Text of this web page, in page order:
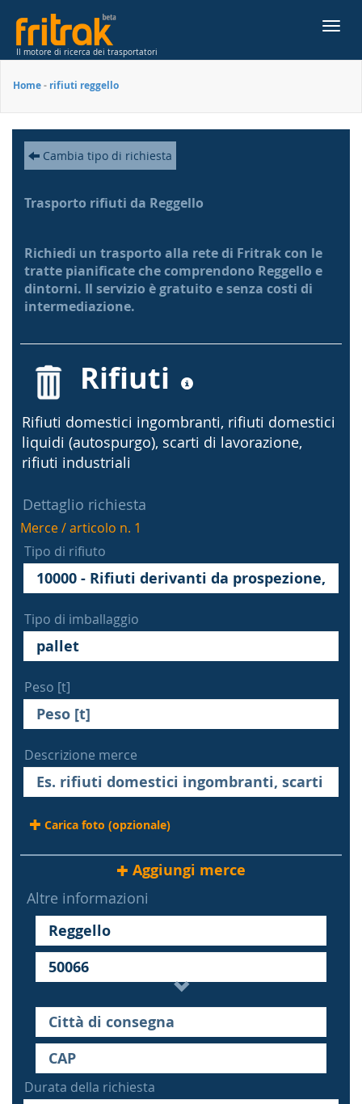
Il motore di ricerca dei trasportatori
Home- rifiuti reggello
Cambia tipo di richiesta
Trasporto rifiuti da Reggello
Richiedi un trasporto alla rete di Fritrak con le
tratte pianificate che comprendono Reggello e
dintorni. Il servizio è gratuito e senza costi di
intermediazione.
Rifiuti
Rifiuti domestici ingombranti, rifiuti domestici
liquidi (autospurgo), scarti di lavorazione,
rifiuti industriali
Dettaglio richiesta
Merce / articolo n. 1
Tipo di rifiuto
Tipo di imballaggio
Peso [t]
Descrizione merce
Carica foto (opzionale)
Aggiungi merce
Altre informazioni
Durata della richiesta